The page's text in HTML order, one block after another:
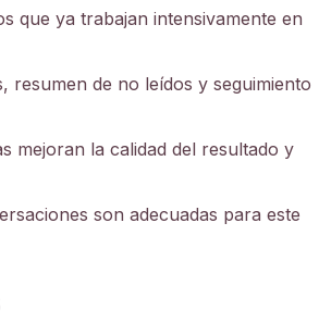
que ya trabajan intensivamente en
resumen de no leídos y seguimiento
mejoran la calidad del resultado y
son adecuadas para este